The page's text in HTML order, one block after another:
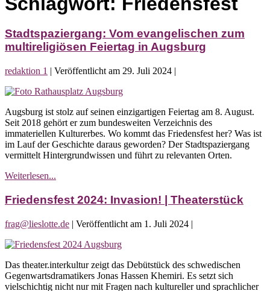
Stadtspaziergang: Vom evangelischen zum
multireligiösen Feiertag in Augsburg
redaktion 1 | Veröffentlicht am 29. Juli 2024 |
Stadtspaziergang:
evangelischen
zum
multireligiösen
Feiertag
in
Augsburg ist stolz auf seinen einzigartigen Feiertag am 8. August.
Seit 2018 gehört er zum bundesweiten Verzeichnis des
immateriellen Kulturerbes. Wo kommt das Friedensfest her? Was ist
im Lauf der Geschichte daraus geworden? Der Stadtspaziergang
vermittelt Hintergrundwissen und führt zu relevanten Orten.
Weiterlesen...
evangelischen
zum
multireligiösen
Feiertag
in
Augsburg
Friedensfest 2024: Invasion! | Theaterstück
frag@lieslotte.de | Veröffentlicht am 1. Juli 2024 |
Friedensfest
Invasion!
|
Theaterstück
Das theater.interkultur zeigt das Debütstück des schwedischen
Gegenwartsdramatikers Jonas Hassen Khemiri. Es setzt sich
vielschichtig nicht nur mit Fragen nach kultureller und sprachlicher